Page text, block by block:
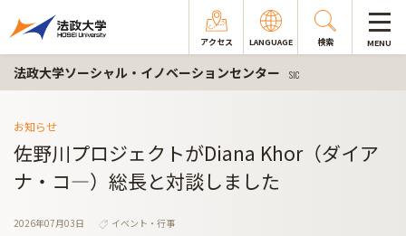
アクセス LANGUAGE 検索 MENU
法政大学ソーシャル・イノベーションセンター SIC
お知らせ
佐野川プロジェクトがDiana Khor（ダイア
ナ・コ―）総長と対談しました
2026年07月03日
イベント・行事